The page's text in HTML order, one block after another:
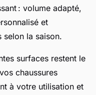
: volume adapté,
et
selon la saison.
surfaces restent le
chaussures
à votre utilisation et